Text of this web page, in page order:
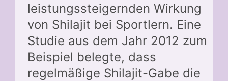
leistungssteigernden Wirkung
von Shilajit bei Sportlern. Eine
Studie aus dem Jahr 2012 zum
Beispiel belegte, dass
regelmäßige Shilajit-Gabe die